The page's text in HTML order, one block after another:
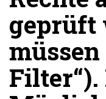
geprüft
müssen
Filter“).